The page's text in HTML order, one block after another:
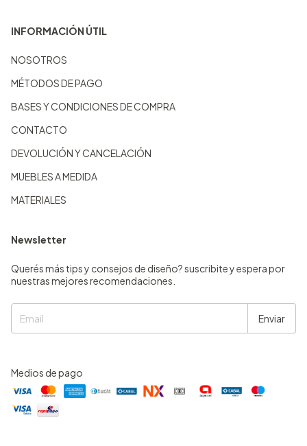
INFORMACIÓN ÚTIL
NOSOTROS
MÉTODOS DE PAGO
BASES Y CONDICIONES DE COMPRA
CONTACTO
DEVOLUCIÓN Y CANCELACIÓN
MUEBLES A MEDIDA
MATERIALES
Newsletter
Querés más tips y consejos de diseño? suscribite y espera por
nuestras mejores recomendaciones.
Medios de pago